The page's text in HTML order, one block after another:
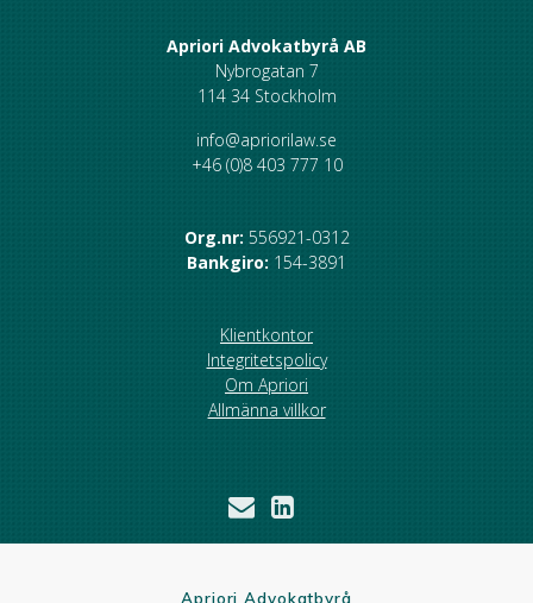
Apriori Advokatbyrå AB
Nybrogatan 7
114 34 Stockholm
info@apriorilaw.se
+46 (0)8 403 777 10
Org.nr: 556921-0312
Bankgiro: 154-3891
Klientkontor
Integritetspolicy
Om Apriori
Allmänna villkor
Apriori Advokatbyrå